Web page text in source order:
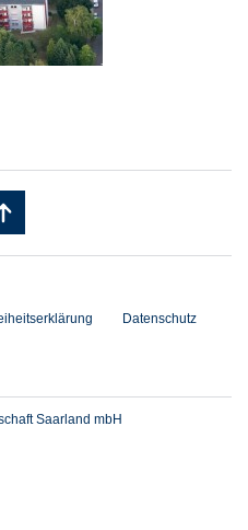
Datenschutz
Saarland mbH